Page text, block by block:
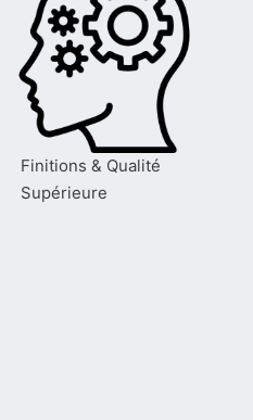
Finitions & Qualité
Supérieure